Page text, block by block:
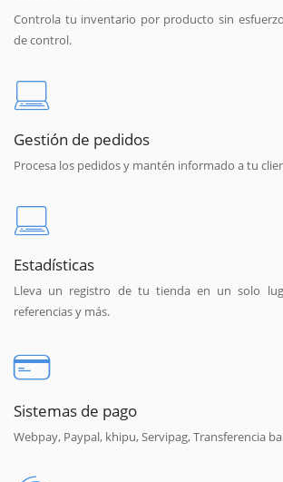
Controla tu inventario por producto sin
de control.
Gestión de pedidos
Procesa los pedidos y mantén informado a tu
Estadísticas
Lleva un registro de tu tienda en un solo
referencias y más.
Sistemas de pago
Webpay, Paypal, khipu, Servipag, Transferencia